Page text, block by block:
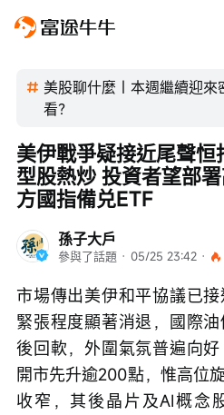
美股聊什麼｜本週繼續迎來
看？
孫子大戶
參與了話題 · 05/25 23:42 ·
美伊戰爭疑接近尾聲
型股熱炒 投資者望部
方國指備兑ETF
市場傳出美伊和平協議已
緊張程度顯著消退，國際
後回軟，外圍氣氛普遍向好
開市先升逾200點，惟高位
收窄，其後晶片及AI概念